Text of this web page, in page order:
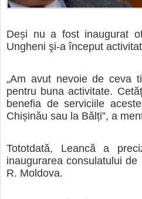
Deși nu a fost inaugurat
Ungheni şi-a început
„Am avut nevoie de ceva
pentru buna activitate.
benefia de serviciile
Chișinău sau la Bălți”, a
Tototdată, Leancă a
inaugurarea consulatului
R. Moldova.